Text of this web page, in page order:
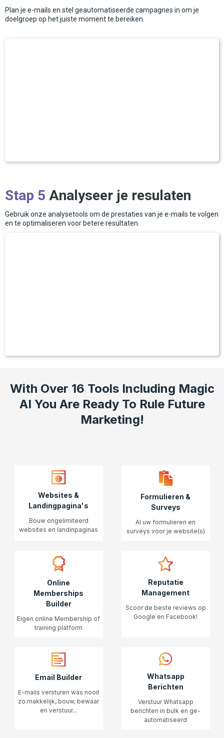
Plan je e-mails en stel geautomatiseerde campagnes in om je
doelgroep op het juiste moment te bereiken.
Stap 5 Analyseer je resulaten
Gebruik onze analysetools om de prestaties van je e-mails te volgen
en te optimaliseren voor betere resultaten.
With Over 16 Tools Including Magic
AI You Are Ready To Rule Future
Marketing!
Websites &
Landingpagina's
Bouw ongelimiteerd
websites en landinpaginas
Formulieren &
Surveys
Al uw formulieren en
surveys voor je website(s)
Online
Memberships
Builder
Eigen online Membership of
training platform
Reputatie
Management
Scoor de beste reviews op
Google en Facebook!
Email Builder
E-mails versturen was nooit
zo makkelijk, bouw, bewaar
en verstuur...
Whatsapp
Berichten
Verstuur Whatsapp
berichten in bulk en ge-
automatiseerd